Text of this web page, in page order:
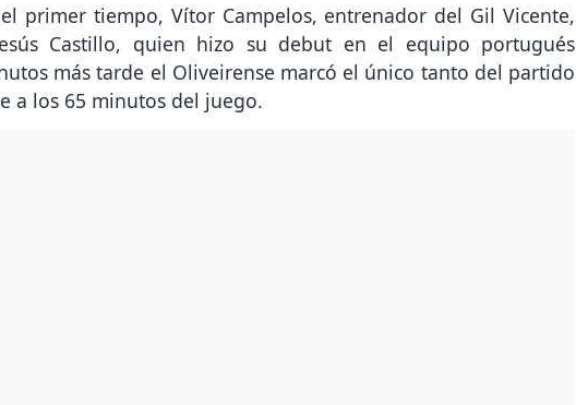
primer tiempo, Vítor Campelos, entrenador del Gil Vicente,
Castillo, quien hizo su debut en el equipo portugués
más tarde el Oliveirense marcó el único tanto del partido
a los 65 minutos del juego.